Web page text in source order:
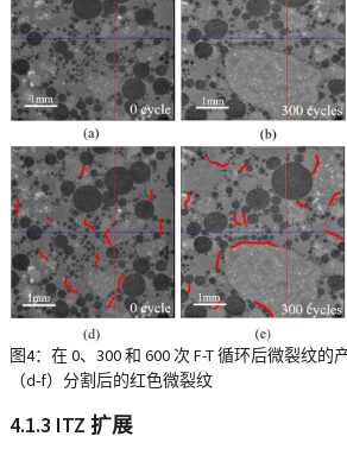
图4：在 0、300 和 600 次 F-T 循环后微裂纹
（d-f）分割后的红色微裂纹
4.1.3 ITZ 扩展